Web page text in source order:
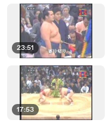
23:51
17:53